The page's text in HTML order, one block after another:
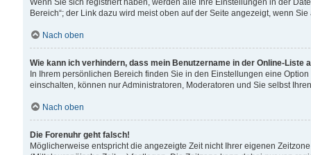
Wenn Sie sich registriert haben, werden alle Ihre Einstellungen in der
Bereich“; der Link dazu wird meist oben auf der Seite angezeigt, wenn
Nach oben
Wie kann ich verhindern, dass mein Benutzername in der Online-Liste
In Ihrem persönlichen Bereich finden Sie in den Einstellungen eine
einschalten, können nur Administratoren, Moderatoren und Sie selbst
Nach oben
Die Forenuhr geht falsch!
Möglicherweise entspricht die angezeigte Zeit nicht Ihrer eigenen